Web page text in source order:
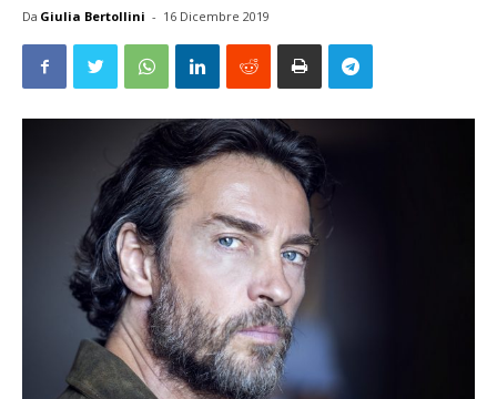
Da Giulia Bertollini - 16 Dicembre 2019